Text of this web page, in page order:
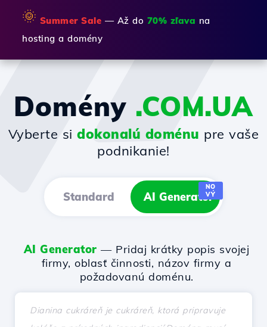
🌞 Summer Sale — Až do 70% zľava na
hosting a domény
Domény .COM.UA
Vyberte sidokonalú doménu pre vaše
podnikanie!
Standard AI Generator
NO
VÝ
AI Generator — Pridaj krátky popis svojej
firmy, oblasť činnosti, názov firmy a
požadovanú doménu.